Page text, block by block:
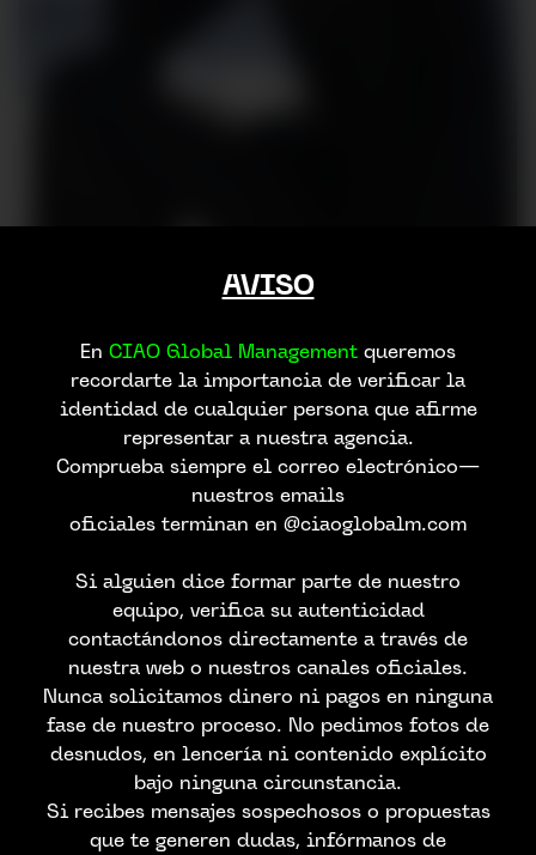
AVISO
En CIAO Global Management queremos
recordarte la importancia de verificar la
identidad de cualquier persona que afirme
representar a nuestra agencia.
Comprueba siempre el correo electrónico—
nuestros emails
oficiales terminan en @ciaoglobalm.com
Si alguien dice formar parte de nuestro
equipo, verifica su autenticidad
contactándonos directamente a través de
nuestra web o nuestros canales oficiales.
Nunca solicitamos dinero ni pagos en ninguna
fase de nuestro proceso. No pedimos fotos de
desnudos, en lencería ni contenido explícito
bajo ninguna circunstancia.
Si recibes mensajes sospechosos o propuestas
que te generen dudas, infórmanos de